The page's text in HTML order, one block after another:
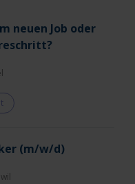
neuen Job oder
(m/w/d)